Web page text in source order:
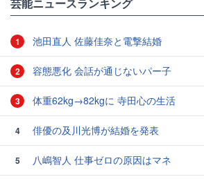
芸能ニュースランキング
1 池田直人 佐藤佳奈と電撃結婚
2 容態悪化 会話が通じないパー子
3 体重62kg→82kgに 寺田心の生活
4 俳優の及川光博が結婚を発表
5
八嶋智人 仕事ゼロの原因はマネ